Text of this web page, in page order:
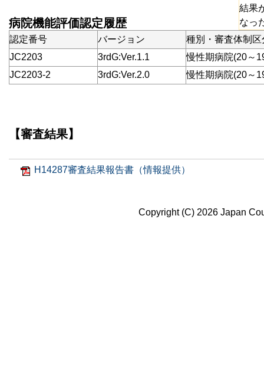
病院機能評価認定履歴
結果
なっ
認定番号
バージョン
種別・審査体制区
JC2203
3rdG:Ver.1.1
慢性期病院(20～
JC2203-2
3rdG:Ver.2.0 慢性期病院(20～
【審査結果】
H14287審査結果報告書（情報提供）
Copyright (C) 2026 Japan